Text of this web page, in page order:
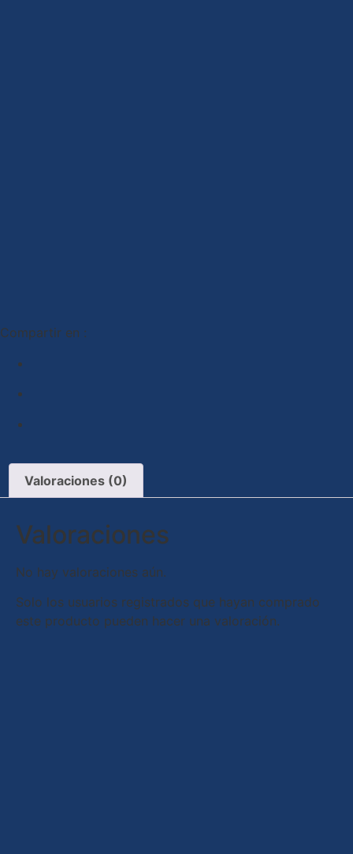
Compartir en :
Valoraciones (0)
Valoraciones
No hay valoraciones aún.
Solo los usuarios registrados que hayan comprado
este producto pueden hacer una valoración.